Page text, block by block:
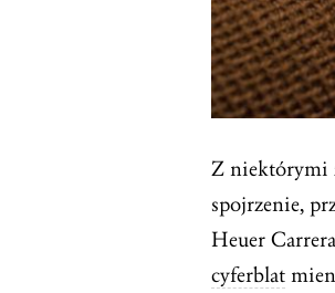
Z niektórymi
spojrzenie,
Heuer
cyferblat